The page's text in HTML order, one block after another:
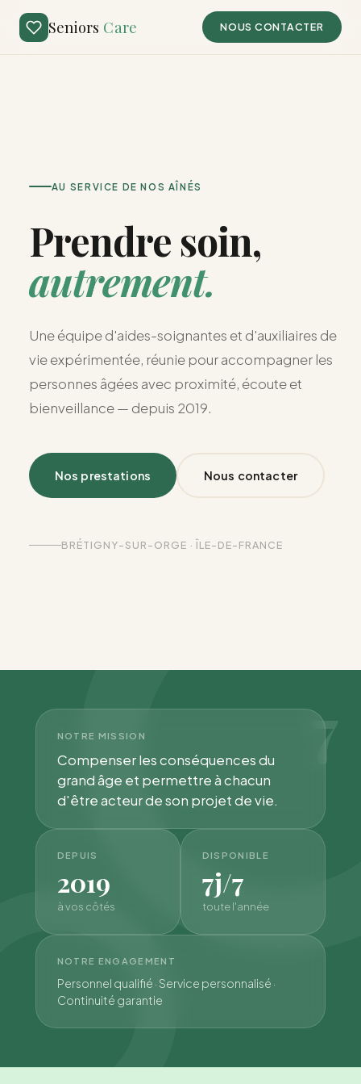
Seniors Care NOUS CONTACTER
AU SERVICE DE NOS AÎNÉS
Prendre soin,
autrement.
Une équipe d'aides-soignantes et d'auxiliaires de
vie expérimentée, réunie pour accompagner les
personnes âgées avec proximité, écoute et
bienveillance — depuis 2019.
Nos prestations Nous contacter
BRÉTIGNY-SUR-ORGE · ÎLE-DE-FRANCE
7
NOTRE MISSION
Compenser les conséquences du
grand âge et permettre à chacun
d'être acteur de son projet de vie.
DEPUIS
2019
à vos côtés
DISPONIBLE
7j/7
toute l'année
NOTRE ENGAGEMENT
Personnel qualifié · Service personnalisé ·
Continuité garantie